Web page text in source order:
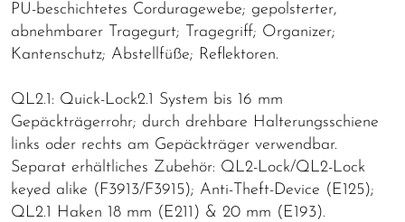
PU-beschichtetes Corduragewebe; gepolsterter,
abnehmbarer Tragegurt; Tragegriff; Organizer;
Kantenschutz; Abstellfüße; Reflektoren.
QL2.1: Quick-Lock2.1 System bis 16 mm
Gepäckträgerrohr; durch drehbare Halterungsschiene
links oder rechts am Gepäckträger verwendbar.
Separat erhältliches Zubehör: QL2-Lock/QL2-Lock
keyed alike (F3913/F3915); Anti-Theft-Device (E125);
QL2.1 Haken 18 mm (E211) & 20 mm (E193).